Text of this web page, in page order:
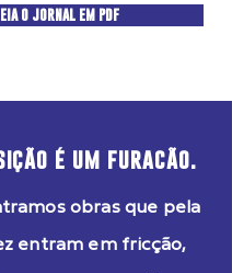
O JORNAL EM PDF
é um furacão.
obras que pela
entram em fricção,